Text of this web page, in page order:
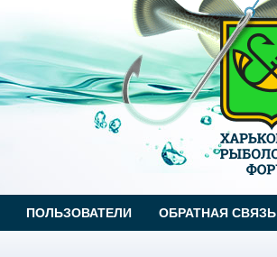
ПОЛЬЗОВАТЕЛИ ОБРАТНАЯ СВЯЗЬ